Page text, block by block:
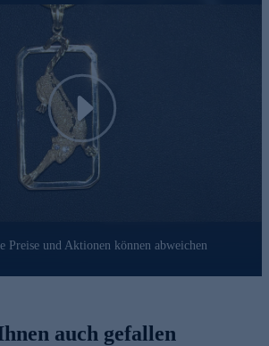
Play
Preise und Aktionen können abweichen
auch gefallen